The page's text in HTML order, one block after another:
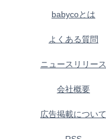
babycoとは
よくある質問
ニュースリリース
会社概要
広告掲載について